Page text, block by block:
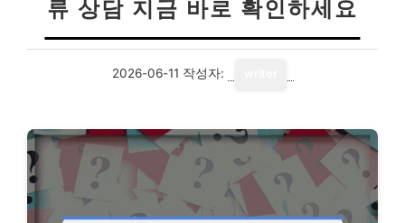
류 상담 지금 바로 확인하세요
2026-06-11 작성자: